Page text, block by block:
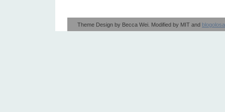
Theme Design by Becca Wei . Modified by MIT and